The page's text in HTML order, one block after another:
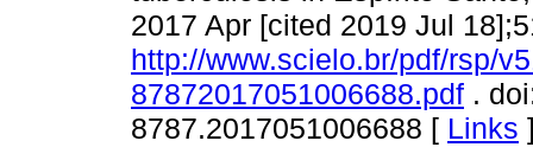
2017 Apr [cited 2019 Jul
http://www.scielo.br/pdf/rsp/
87872017051006688.pdf .
8787.2017051006688 [ Links